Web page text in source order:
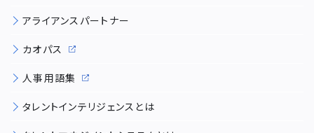
アライアンスパートナー
カオパス
人事用語集
タレントインテリジェンスとは